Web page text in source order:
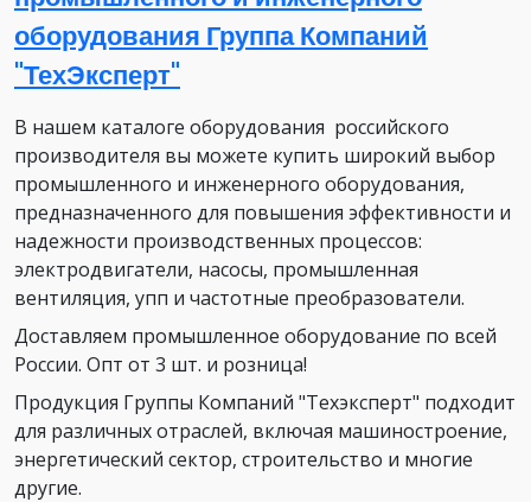
оборудования Группа Компаний
"ТехЭксперт"
В нашем каталоге оборудования российского
производителя вы можете купить широкий выбор
промышленного и инженерного оборудования,
предназначенного для повышения эффективности и
надежности производственных процессов:
электродвигатели, насосы, промышленная
вентиляция, упп и частотные преобразователи.
Доставляем промышленное оборудование по всей
России. Опт от 3 шт. и розница!
Продукция Группы Компаний "Техэксперт" подходит
для различных отраслей, включая машиностроение,
энергетический сектор, строительство и многие
другие.